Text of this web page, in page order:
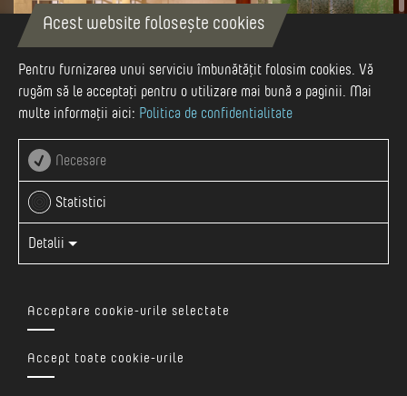
AutorEnsana Health Spa Hotels
În 1860 Veress József pune bazele Băii Géra (Baia de Jos),
prima baie terapeutică din Sovata, intuind potențialul
tămăduitor al apelor sărate. Aceasta a fost autorizată în
Acest website folosește cookies
Pentru furnizarea unui serviciu îmbunătățit folosim cookies. Vă
rugăm să le acceptați pentru o utilizare mai bună a paginii. Mai
multe informații aici: Politica de confidentialitate
Necesare
Statistici
Detalii
Acceptare cookie-urile selectate
Accept toate cookie-urile